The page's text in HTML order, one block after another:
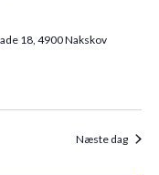
18, 4900 Nakskov
Næste dag